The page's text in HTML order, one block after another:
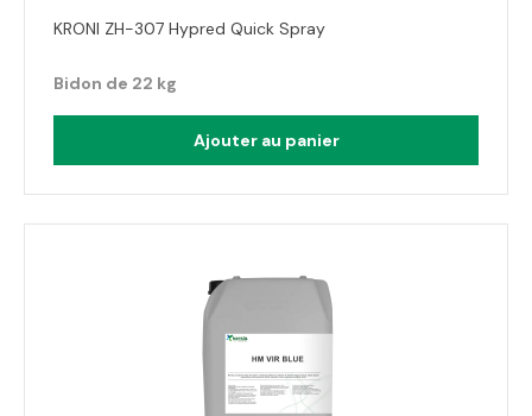
KRONI ZH-307 Hypred Quick Spray
Bidon de 22 kg
Ajouter au panier